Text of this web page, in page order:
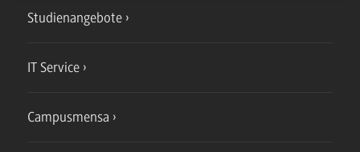
Studienangebote
IT Service
Campusmensa